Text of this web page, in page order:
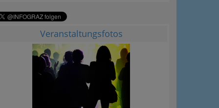
Veranstaltungsfotos